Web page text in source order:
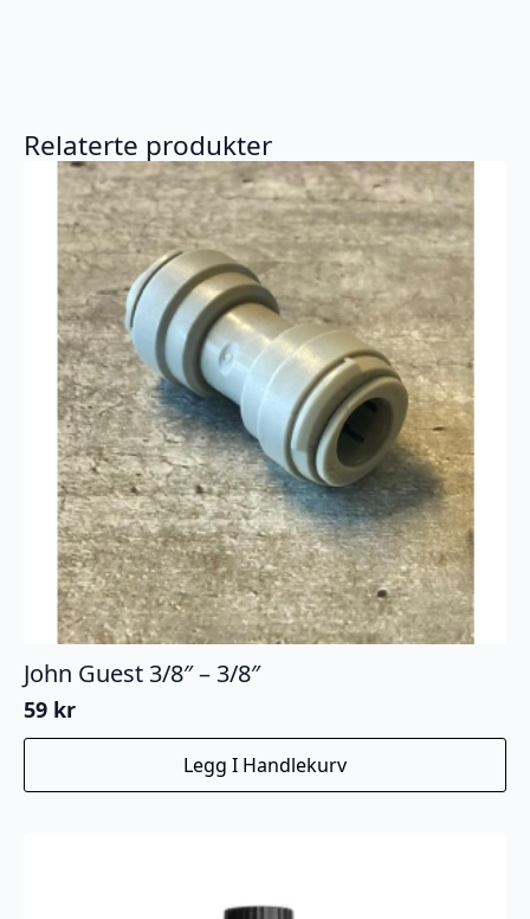
Relaterte produkter
John Guest 3/8″ – 3/8″
59 kr
Legg I Handlekurv